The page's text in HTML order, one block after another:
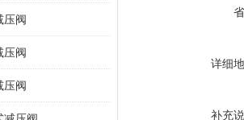
压阀
压阀
压阀
详细
补充